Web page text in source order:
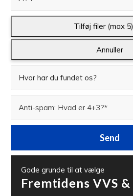
Tilføj filer (max 5)
Annuller
Gode grunde til at vælge
Fremtidens VVS &